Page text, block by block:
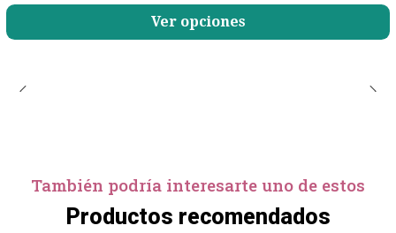
Ver opciones
También podría interesarte uno de estos
Productos recomendados